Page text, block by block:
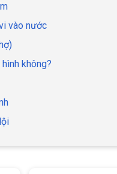
vào nước
không?